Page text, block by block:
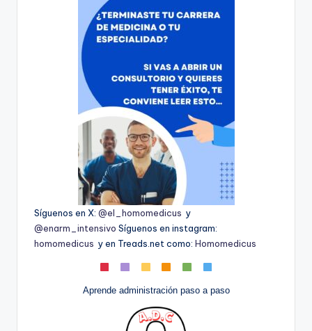
Síguenos en X: @el_homomedicus y
@enarm_intensivo Síguenos en instagram:
homomedicus y en Treads.net como: Homomedicus
Aprende administración paso a paso